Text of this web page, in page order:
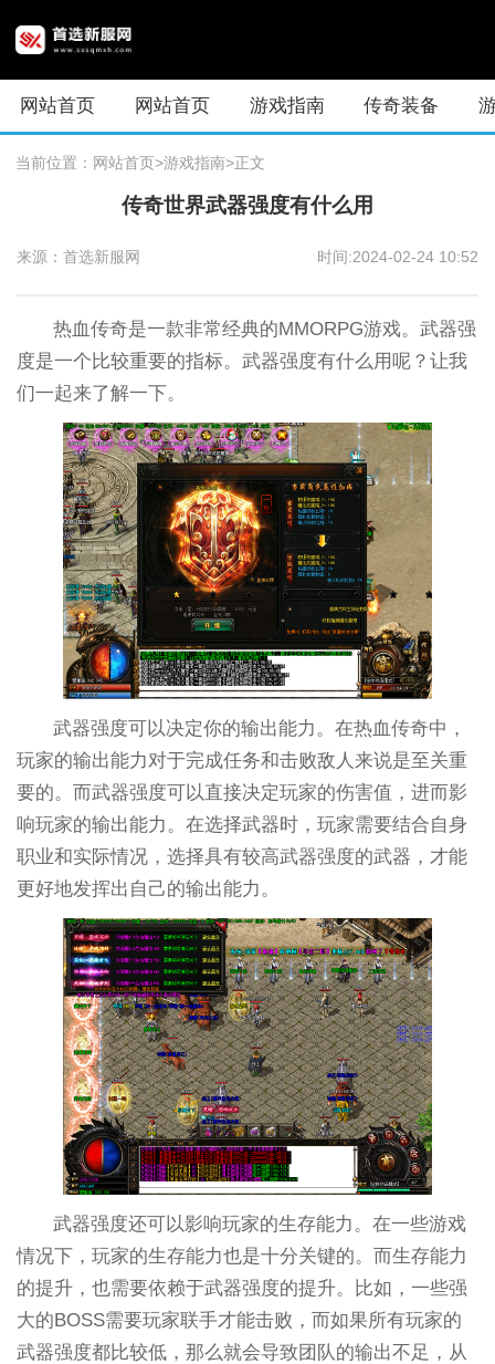
网站首页 网站首页 游戏指南 传奇装备
当前位置： 网站首页>游戏指南>正文
传奇世界武器强度有什么用
来源：首选新服网 时间:2024-02-24 10:52
热血传奇是一款非常经典的MMORPG游戏。武器强
度是一个比较重要的指标。武器强度有什么用呢？让我
们一起来了解一下。
武器强度可以决定你的输出能力。在热血传奇中，
玩家的输出能力对于完成任务和击败敌人来说是至关重
要的。而武器强度可以直接决定玩家的伤害值，进而影
响玩家的输出能力。在选择武器时，玩家需要结合自身
职业和实际情况，选择具有较高武器强度的武器，才能
更好地发挥出自己的输出能力。
武器强度还可以影响玩家的生存能力。在一些游戏
情况下，玩家的生存能力也是十分关键的。而生存能力
的提升，也需要依赖于武器强度的提升。比如，一些强
大的BOSS需要玩家联手才能击败，而如果所有玩家的
武器强度都比较低，那么就会导致团队的输出不足，从